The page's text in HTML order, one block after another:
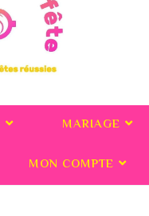
MARIAGE
MON COMPTE